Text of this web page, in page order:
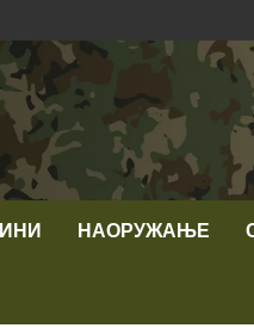
НАОРУЖАЊЕ